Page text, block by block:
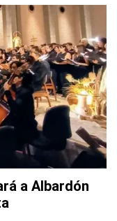
a Albardón